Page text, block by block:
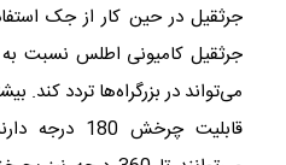
جرثقیل در حین کار از جک
جرثقیل کامیونی اطلس نسبت
می‌تواند در بزرگراه‌ها تردد کند.
قابلیت چرخش